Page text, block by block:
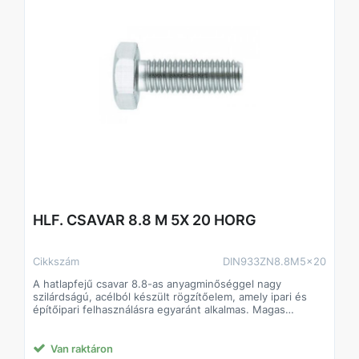
HLF. CSAVAR 8.8 M 5X 20 HORG
Cikkszám
DIN933ZN8.8M5x20
A hatlapfejű csavar 8.8-as anyagminőséggel nagy
szilárdságú, acélból készült rögzítőelem, amely ipari és
építőipari felhasználásra egyaránt alkalmas. Magas
hatlapfej kialakítása lehetővé teszi a gyors és precíz
Van raktáron